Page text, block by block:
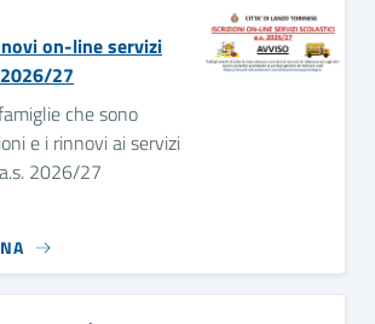
on-line servizi
27
che sono
e i rinnovi ai servizi
2026/27